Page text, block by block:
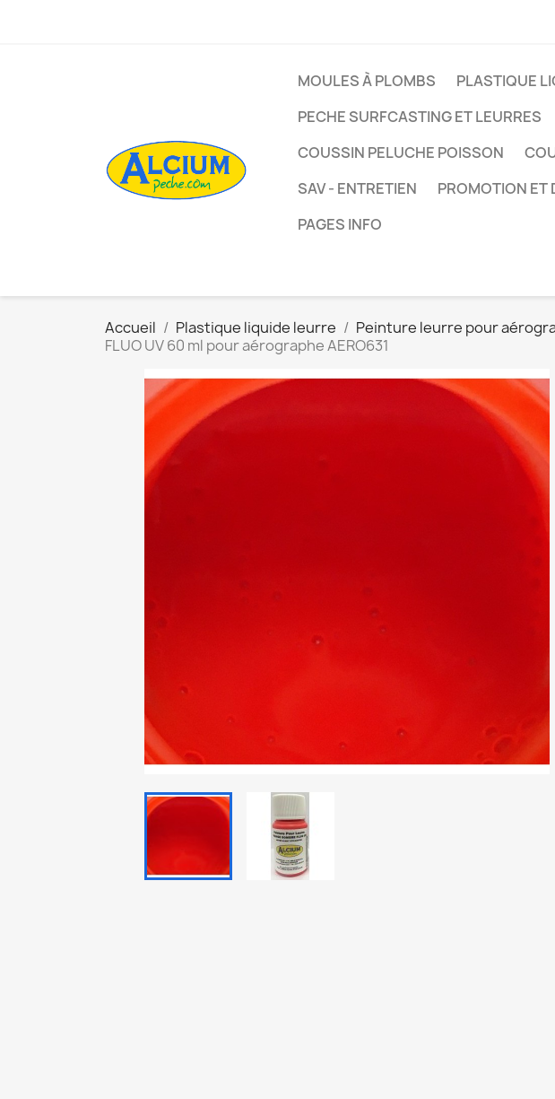
MOULES À PLOMBS PLASTIQUE
PECHE SURFCASTING ET LEURRES
COUSSIN PELUCHE POISSON
SAV - ENTRETIEN
PROMOTION ET
PAGES INFO
Accueil Plastique liquide leurre Peinture leurre pour
FLUO UV 60 ml pour aérographe AERO631